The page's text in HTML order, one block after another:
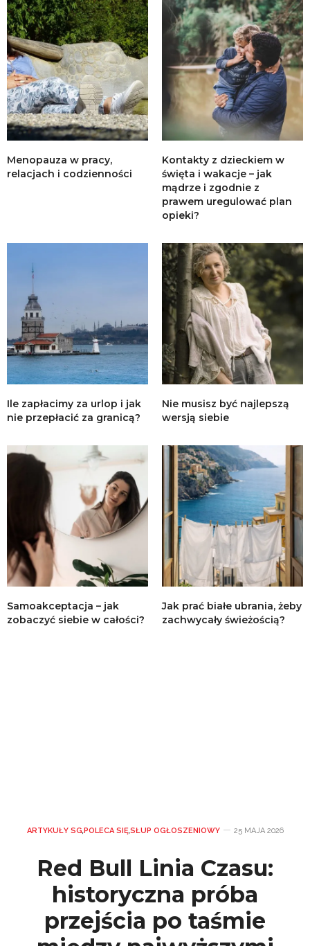
Menopauza w pracy,
relacjach i codzienności
Kontakty z dzieckiem w
święta i wakacje – jak
mądrze i zgodnie z
prawem uregulować plan
opieki?
Ile zapłacimy za urlop i jak
nie przepłacić za granicą?
Nie musisz być najlepszą
wersją siebie
Samoakceptacja – jak
zobaczyć siebie w całości?
Jak prać białe ubrania, żeby
zachwycały świeżością?
ARTYKUŁY SG,POLECA SIĘ,SŁUP OGŁOSZENIOWY 25 MAJA 2026
Red Bull Linia Czasu:
historyczna próba
przejścia po taśmie